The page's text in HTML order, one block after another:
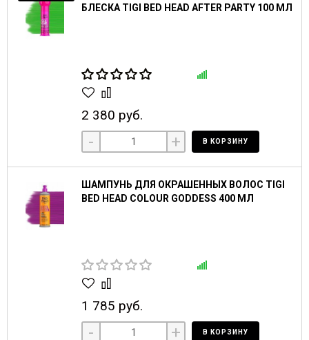
БЛЕСКА TIGI BED HEAD AFTER PARTY 100 МЛ
2 380 руб.
- + В КОРЗИНУ
ШАМПУНЬ ДЛЯ ОКРАШЕННЫХ ВОЛОС TIGI
BED HEAD COLOUR GODDESS 400 МЛ
1 785 руб.
- + В КОРЗИНУ